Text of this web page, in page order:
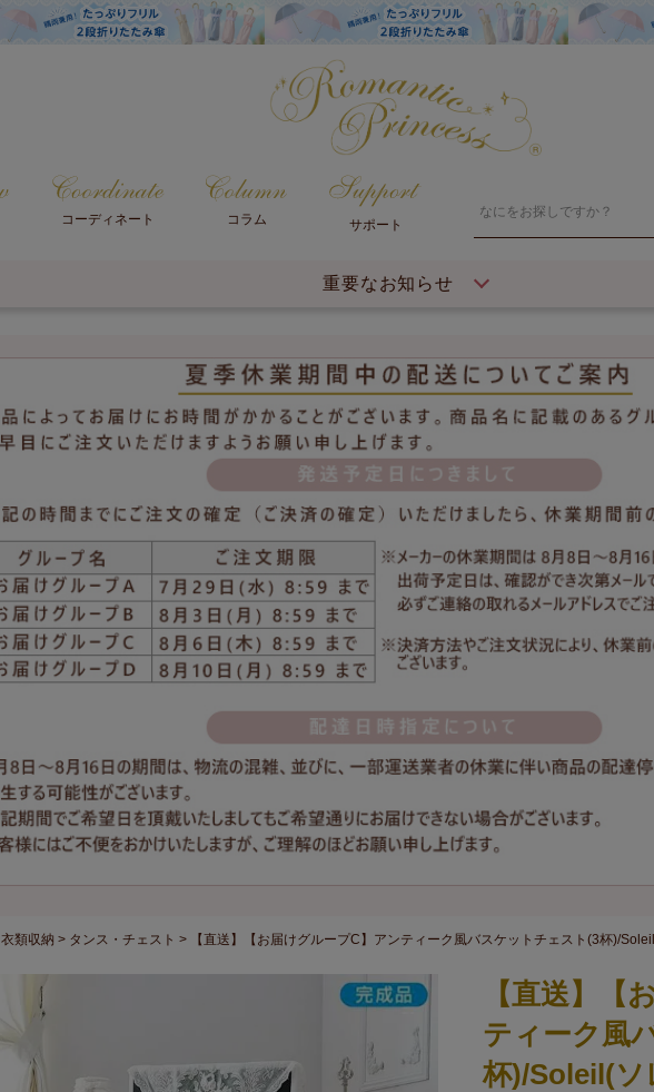
コーディネート コラム サポート
重要なお知らせ
衣類収納 タンス・チェスト 【直送】【お届けグループC】アンティーク風バスケットチェスト(3杯)/
【直送】【
ティーク風
杯)/Soleil(ソ